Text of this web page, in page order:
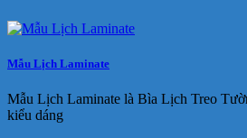
Mẫu Lịch Laminate
Mẫu Lịch Laminate là Bìa Lịch Treo
kiểu dáng